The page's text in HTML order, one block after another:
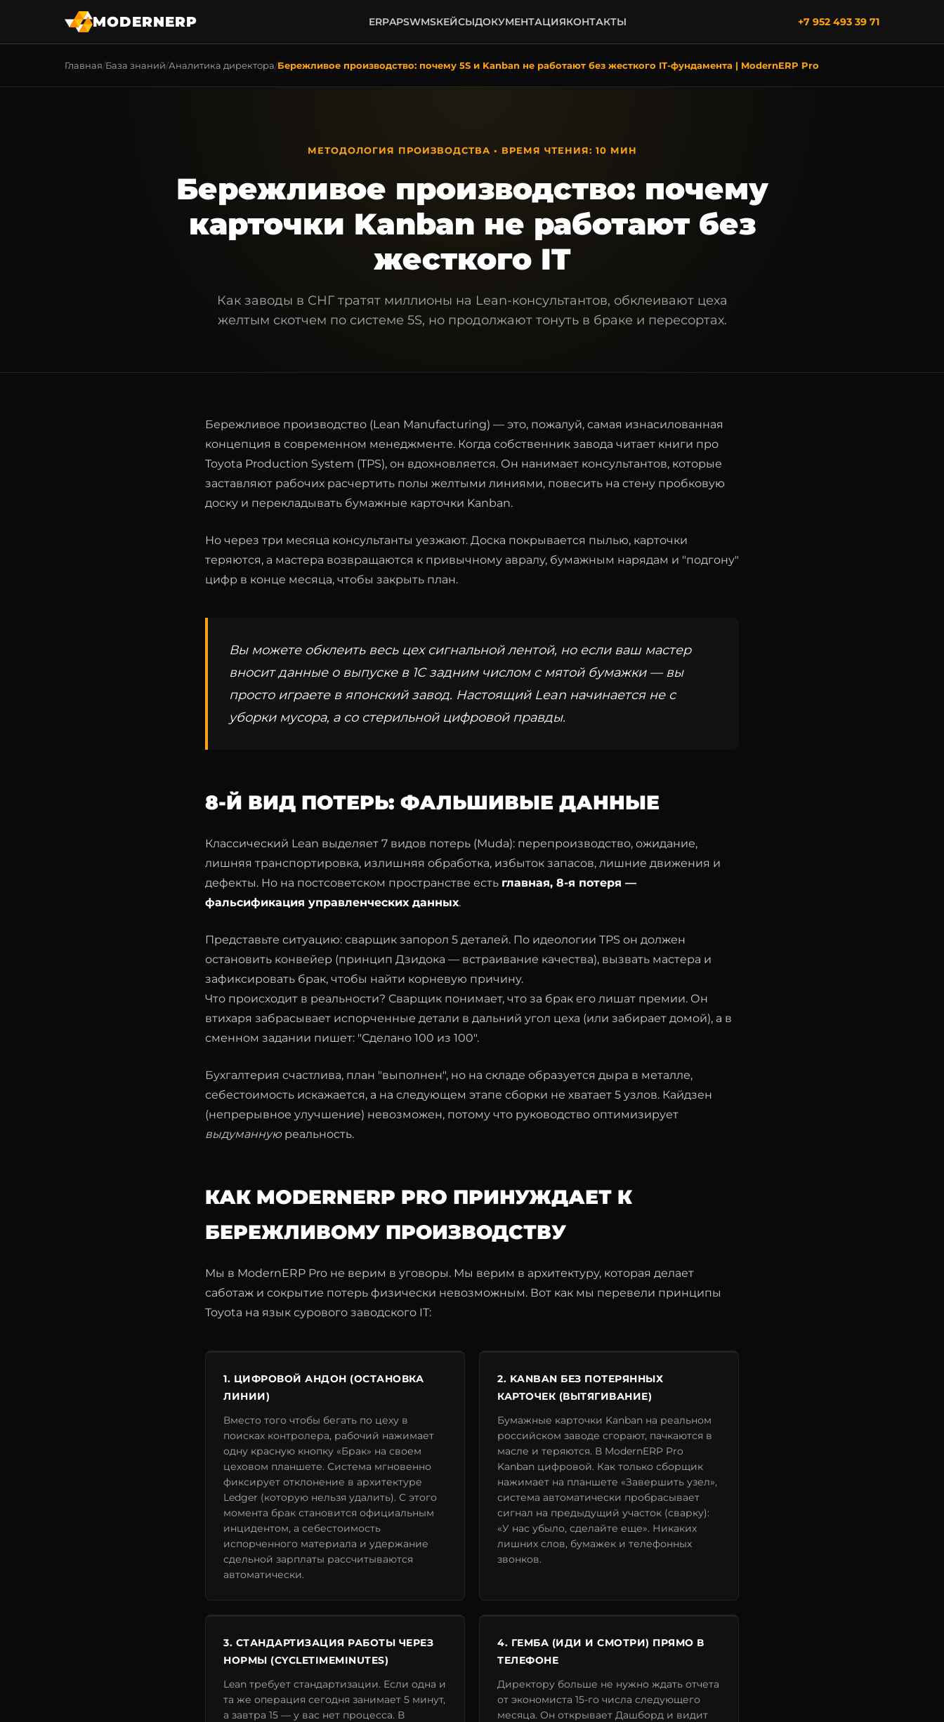
MODERNERP ERPAPSWMSКЕЙСЫДОКУМЕНТАЦИЯКОНТАКТЫ +7 952 493 39 71
Главная База знаний Аналитика директора Бережливое производство: почему 5S и Kanban не работают без жесткого IT-фундамента | ModernERP Pro
МЕТОДОЛОГИЯ ПРОИЗВОДСТВА • ВРЕМЯ ЧТЕНИЯ: 10 МИН
Бережливое производство: почему
карточки Kanban не работают без
жесткого IT
Как заводы в СНГ тратят миллионы на Lean-консультантов, обклеивают цеха
желтым скотчем по системе 5S, но продолжают тонуть в браке и пересортах.
Бережливое производство (Lean Manufacturing) — это, пожалуй, самая изнасилованная
концепция в современном менеджменте. Когда собственник завода читает книги про
Toyota Production System (TPS), он вдохновляется. Он нанимает консультантов, которые
заставляют рабочих расчертить полы желтыми линиями, повесить на стену пробковую
доску и перекладывать бумажные карточки Kanban.
Но через три месяца консультанты уезжают. Доска покрывается пылью, карточки
теряются, а мастера возвращаются к привычному авралу, бумажным нарядам и "подгону"
цифр в конце месяца, чтобы закрыть план.
Вы можете обклеить весь цех сигнальной лентой, но если ваш мастер
вносит данные о выпуске в 1С задним числом с мятой бумажки — вы
просто играете в японский завод. Настоящий Lean начинается не с
уборки мусора, а со стерильной цифровой правды.
8-Й ВИД ПОТЕРЬ: ФАЛЬШИВЫЕ ДАННЫЕ
Классический Lean выделяет 7 видов потерь (Muda): перепроизводство, ожидание,
лишняя транспортировка, излишняя обработка, избыток запасов, лишние движения и
дефекты. Но на постсоветском пространстве есть главная, 8-я потеря —
фальсификация управленческих данных.
Представьте ситуацию: сварщик запорол 5 деталей. По идеологии TPS он должен
остановить конвейер (принцип Дзидока — встраивание качества), вызвать мастера и
зафиксировать брак, чтобы найти корневую причину.
Что происходит в реальности? Сварщик понимает, что за брак его лишат премии. Он
втихаря забрасывает испорченные детали в дальний угол цеха (или забирает домой), а в
сменном задании пишет: "Сделано 100 из 100".
Бухгалтерия счастлива, план "выполнен", но на складе образуется дыра в металле,
себестоимость искажается, а на следующем этапе сборки не хватает 5 узлов. Кайдзен
(непрерывное улучшение) невозможен, потому что руководство оптимизирует
выдуманнуюреальность.
КАК MODERNERP PRO ПРИНУЖДАЕТ К
БЕРЕЖЛИВОМУ ПРОИЗВОДСТВУ
Мы в ModernERP Pro не верим в уговоры. Мы верим в архитектуру, которая делает
саботаж и сокрытие потерь физически невозможным. Вот как мы перевели принципы
Toyota на язык сурового заводского IT:
1. ЦИФРОВОЙ АНДОН (ОСТАНОВКА
ЛИНИИ)
Вместо того чтобы бегать по цеху в
поисках контролера, рабочий нажимает
одну красную кнопку «Брак» на своем
цеховом планшете. Система мгновенно
фиксирует отклонение в архитектуре
Ledger (которую нельзя удалить). С этого
момента брак становится официальным
инцидентом, а себестоимость
испорченного материала и удержание
сдельной зарплаты рассчитываются
автоматически.
2. KANBAN БЕЗ ПОТЕРЯННЫХ
КАРТОЧЕК (ВЫТЯГИВАНИЕ)
Бумажные карточки Kanban на реальном
российском заводе сгорают, пачкаются в
масле и теряются. В ModernERP Pro
Kanban цифровой. Как только сборщик
нажимает на планшете «Завершить узел»,
система автоматически пробрасывает
сигнал на предыдущий участок (сварку):
«У нас убыло, сделайте еще». Никаких
лишних слов, бумажек и телефонных
звонков.
3. СТАНДАРТИЗАЦИЯ РАБОТЫ ЧЕРЕЗ
НОРМЫ (CYCLETIMEMINUTES)
Lean требует стандартизации. Если одна и
та же операция сегодня занимает 5 минут,
а завтра 15 — у вас нет процесса. В
4. ГЕМБА (ИДИ И СМОТРИ) ПРЯМО В
ТЕЛЕФОНЕ
Директору больше не нужно ждать отчета
от экономиста 15-го числа следующего
месяца. Он открывает Дашборд и видит